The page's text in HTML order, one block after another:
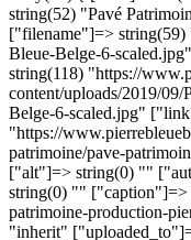
string(52) "Pavé
["filename"]=> string(59)
Bleue-Belge-6-
string(118) "https://
content/uploads/2019/
Belge-6-scaled.jpg"
"https://
patrimoine/pave-
["alt"]=> string(0) ""
string(0) ""
patrimoine-production-
"inherit"